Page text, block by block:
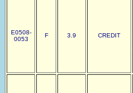
E0508-
0053
F 3.9 CREDIT